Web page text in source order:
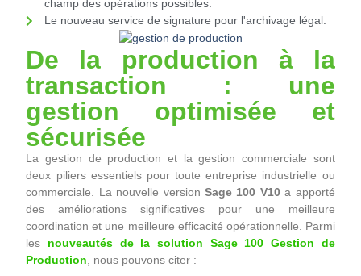
champ des opérations possibles.
Le nouveau service de signature pour l'archivage légal.
De la production à la
transaction : une
gestion optimisée et
sécurisée
La gestion de production et la gestion commerciale sont
deux piliers essentiels pour toute entreprise industrielle ou
commerciale. La nouvelle version Sage 100 V10a apporté
des améliorations significatives pour une meilleure
coordination et une meilleure efficacité opérationnelle. Parmi
les nouveautés de la solution Sage 100 Gestion de
Production, nous pouvons citer :